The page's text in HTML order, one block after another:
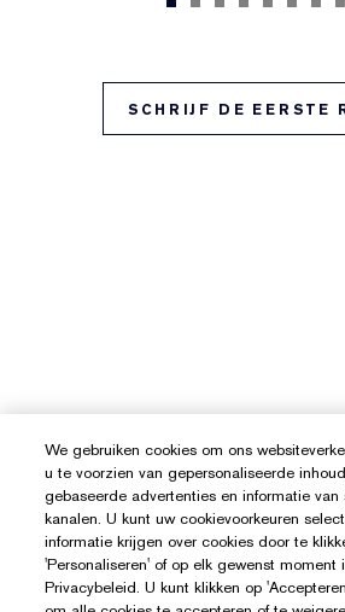
SCHRIJF DE EERSTE
We gebruiken cookies om ons
u te voorzien van gepersonaliseerde
gebaseerde advertenties en informatie
kanalen. U kunt uw cookievoorkeuren
informatie krijgen over cookies door te
'Personaliseren' of op elk gewenst moment
Privacybeleid. U kunt klikken op